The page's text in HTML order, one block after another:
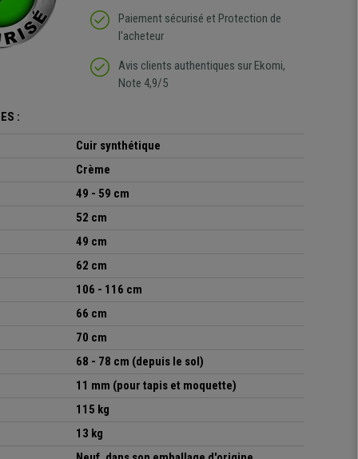
Paiement sécurisé et Protection de
l'acheteur
Avis clients authentiques sur Ekomi,
Note 4,9/5
:
Cuir synthétique
Crème
49 - 59 cm
52 cm
49 cm
62 cm
106 - 116 cm
66 cm
70 cm
68 - 78 cm (depuis le sol)
11 mm (pour tapis et moquette)
115 kg
13 kg